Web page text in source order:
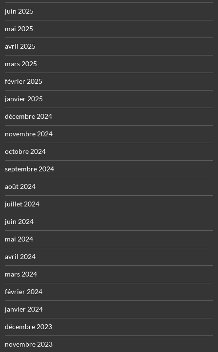
juin 2025
mai 2025
avril 2025
mars 2025
février 2025
janvier 2025
décembre 2024
novembre 2024
octobre 2024
septembre 2024
août 2024
juillet 2024
juin 2024
mai 2024
avril 2024
mars 2024
février 2024
janvier 2024
décembre 2023
novembre 2023